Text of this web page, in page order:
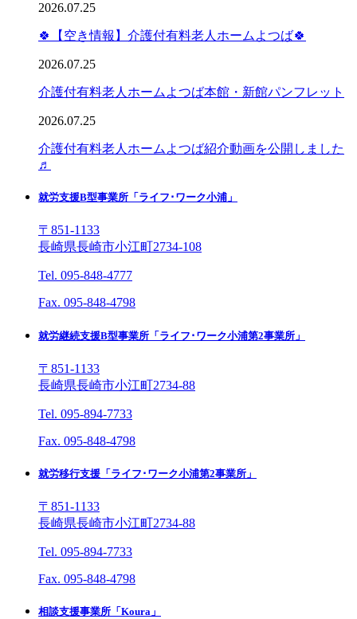
2026.07.25
🍀【空き情報】介護付有料老人ホームよつば🍀
2026.07.25
介護付有料老人ホームよつば本館・新館パンフレット
2026.07.25
介護付有料老人ホームよつば紹介動画を公開しました
♬
就労支援B型事業所「ライフ･ワーク小浦」
〒851-1133
長崎県長崎市小江町2734-108
Tel. 095-848-4777
Fax. 095-848-4798
就労継続支援B型事業所「ライフ･ワーク小浦第2事業所」
〒851-1133
長崎県長崎市小江町2734-88
Tel. 095-894-7733
Fax. 095-848-4798
就労移行支援「ライフ･ワーク小浦第2事業所」
〒851-1133
長崎県長崎市小江町2734-88
Tel. 095-894-7733
Fax. 095-848-4798
相談支援事業所「Koura」